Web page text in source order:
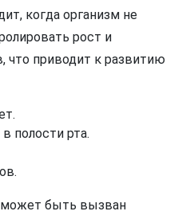
когда организм не
рост и
что приводит к развитию
полости рта.
быть вызван